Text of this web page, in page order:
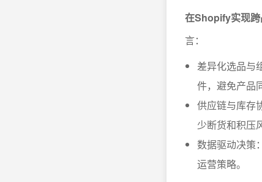
在Shopify实现跨
言：
差异化选品与
件，避免产品
供应链与库存
少断货和积压
数据驱动决策
运营策略。